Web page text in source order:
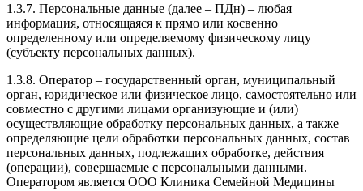
1.3.7. Персональные данные (далее – ПДн) – любая
информация, относящаяся к прямо или косвенно
определенному или определяемому физическому лицу
(субъекту персональных данных).
1.3.8. Оператор – государственный орган, муниципальный
орган, юридическое или физическое лицо, самостоятельно или
совместно с другими лицами организующие и (или)
осуществляющие обработку персональных данных, а также
определяющие цели обработки персональных данных, состав
персональных данных, подлежащих обработке, действия
(операции), совершаемые с персональными данными.
Оператором является ООО Клиника Семейной Медицины